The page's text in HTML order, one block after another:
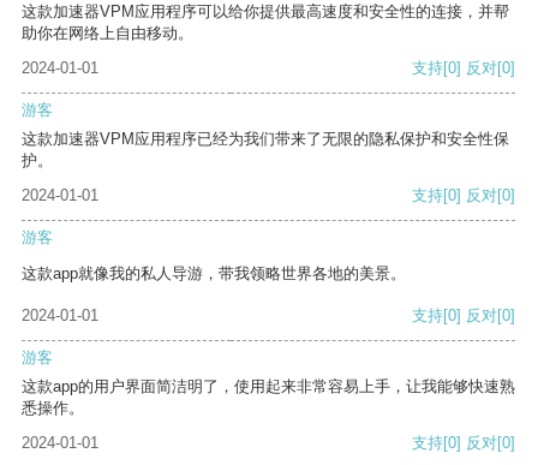
这款加速器VPM应用程序可以给你提供最高速度和安全性的连接，并帮
助你在网络上自由移动。
2024-01-01
支持[0] 反对[0]
游客
这款加速器VPM应用程序已经为我们带来了无限的隐私保护和安全性保
护。
2024-01-01
支持[0] 反对[0]
游客
这款app就像我的私人导游，带我领略世界各地的美景。
2024-01-01 支持[0] 反对[0]
游客
这款app的用户界面简洁明了，使用起来非常容易上手，让我能够快速熟
悉操作。
2024-01-01
支持[0] 反对[0]